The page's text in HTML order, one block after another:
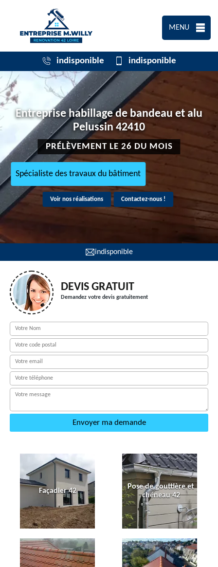
MENU
indisponible indisponible
Entreprise habillage de bandeau et alu
Pelussin 42410
PRÉLÈVEMENT LE 26 DU MOIS
Spécialiste des travaux du bâtiment
Voir nos réalisations Contactez-nous !
indisponible
DEVIS GRATUIT
Demandez votre devis gratuitement
Façadier 42
Pose de gouttière et
chéneau 42